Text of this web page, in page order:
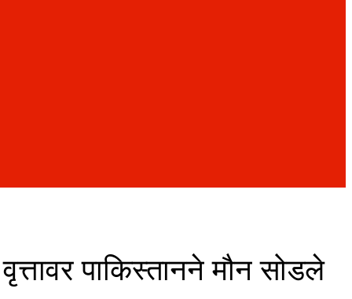
पाकिस्तानने मौन सोडले